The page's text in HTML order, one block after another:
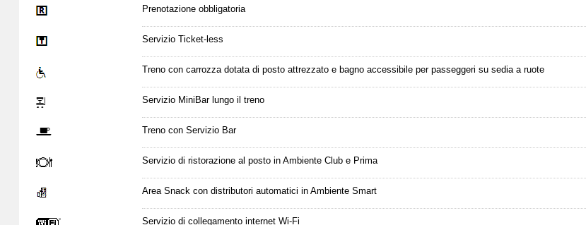
Prenotazione obbligatoria
Servizio Ticket-less
Treno con carrozza dotata di posto attrezzato e bagno accessibile per passeggeri su sedia a ruote
Servizio MiniBar lungo il treno
Treno con Servizio Bar
Servizio di ristorazione al posto in Ambiente Club e Prima
Area Snack con distributori automatici in Ambiente Smart
Servizio di collegamento internet Wi-Fi